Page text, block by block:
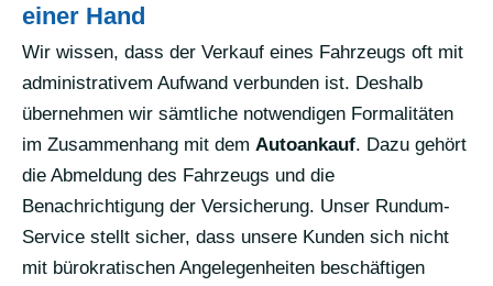
einer Hand
Wir wissen, dass der Verkauf eines Fahrzeugs oft mit
administrativem Aufwand verbunden ist. Deshalb
übernehmen wir sämtliche notwendigen Formalitäten
im Zusammenhang mit dem Autoankauf. Dazu gehört
die Abmeldung des Fahrzeugs und die
Benachrichtigung der Versicherung. Unser Rundum-
Service stellt sicher, dass unsere Kunden sich nicht
mit bürokratischen Angelegenheiten beschäftigen